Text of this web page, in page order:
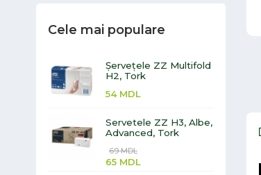
Cele mai populare
Șervețele ZZ Multifold
H2, Tork
54 MDL
Servetele ZZ H3, Albe,
Advanced, Tork
69MDL
65 MDL